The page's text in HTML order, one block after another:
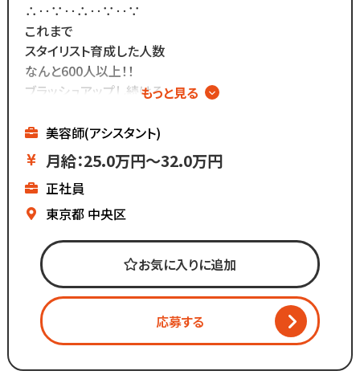
∴‥∵‥∴‥∵‥∵
これまで
スタイリスト育成した人数
なんと600人以上！！
ブラッシュアップし続ける
確実に技術を身に着ける◎
×
「スタイリスト」も
「プロアシスタント」も
自分次第でキャリアを選べる◎
株式会社コーゾー美容室
━━━━━━━━━━━
創業50年を迎え、
現在都内に4店舗のサロンを
展開しています。
マーケティング会社出身の
もっと見る
美容師(アシスタント)
月給：25.0万円～32.0万円
正社員
東京都 中央区
お気に入りに追加
応募する